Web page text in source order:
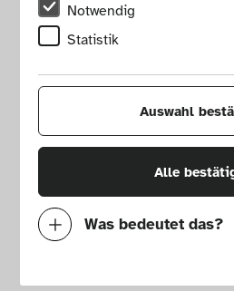
Notwendig
Statistik
Auswahl
Alle
Was bedeutet das?